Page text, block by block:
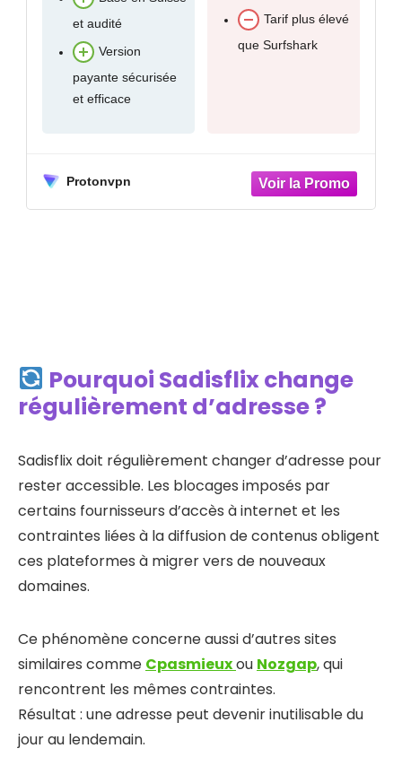
Version
sécurisée
Tarif plus élevé
Pourquoi Sadisflix change
régulièrement d’adresse ?
Sadisflix doit régulièrement changer d’adresse pour
rester accessible. Les blocages imposés par
certains fournisseurs d’accès à internet et les
contraintes liées à la diffusion de contenus obligent
ces plateformes à migrer vers de nouveaux
domaines.
Ce phénomène concerne aussi d’autres sites
similaires comme Cpasmieuxou Nozgap, qui
rencontrent les mêmes contraintes.
Résultat : une adresse peut devenir inutilisable du
jour au lendemain.